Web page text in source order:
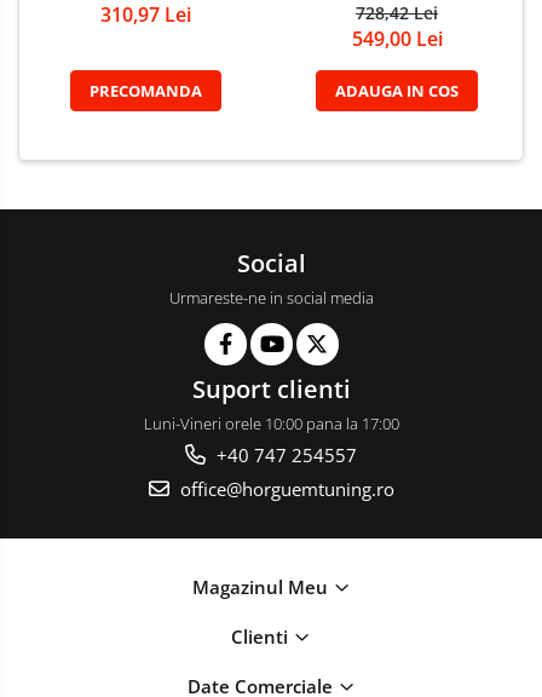
310,97 Lei
PRECOMANDA
728,42 Lei
549,00 Lei
ADAUGA IN COS
Social
Urmareste-ne in social media
Suport clienti
Luni-Vineri orele 10:00 pana la 17:00
+40 747 254557
office@horguemtuning.ro
Magazinul Meu
Clienti
Date Comerciale